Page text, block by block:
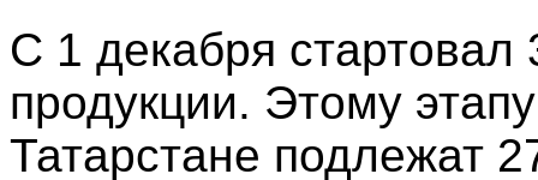
С 1 декабря стартовал
продукции. Этому
Татарстане подлежат